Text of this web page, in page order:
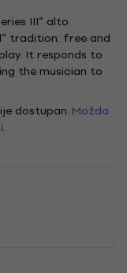
III” alto
tradition: free and
It responds to
the musician to
dostupan. Možda